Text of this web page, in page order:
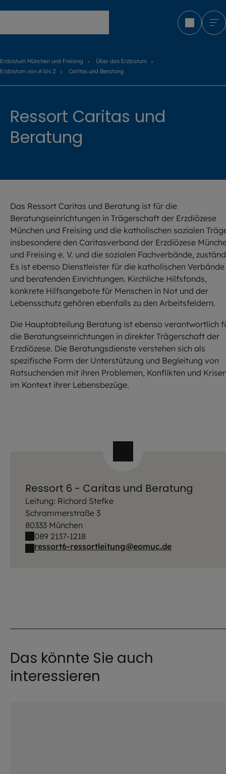
Erzbistum München und Freising
Über das Erzbistum
Erzbistum von A bis Z
Caritas und Beratung
Ressort Caritas und
Beratung
Das Ressort Caritas und Beratung ist für die
Beratungseinrichtungen in Trägerschaft der Erzdiözese
München und Freising und die katholischen sozialen
insbesondere den Caritasverband der Erzdiözese
und Freising e. V. und die sozialen Fachverbände,
Es ist ebenso Dienstleister für die katholischen Verbände
und beratenden Einrichtungen. Kirchliche Hilfsfonds,
konkrete Hilfsangebote für Menschen in Not und der
Lebensschutz gehören ebenfalls zu den Arbeitsfeldern.
Die Hauptabteilung Beratung ist ebenso verantwortlich
die Beratungseinrichtungen in direkter Trägerschaft der
Erzdiözese. Die Beratungsdienste verstehen sich als
spezifische Form der Unterstützung und Begleitung von
Ratsuchenden mit ihren Problemen, Konflikten und
im Kontext ihrer Lebensbezüge.
Ressort 6 - Caritas und Beratung
Leitung: Richard Stefke
Schrammerstraße 3
80333 München
089 2137-1218
ressort6-ressortleitung@eomuc.de
Das könnte Sie auch
interessieren